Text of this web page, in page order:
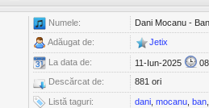
Numele: Dani Mocanu -
Adăugat de: Jetix
La data de: 11-Iun-2025
Descărcat de:
881 ori
Listă taguri: dani mocanu ban